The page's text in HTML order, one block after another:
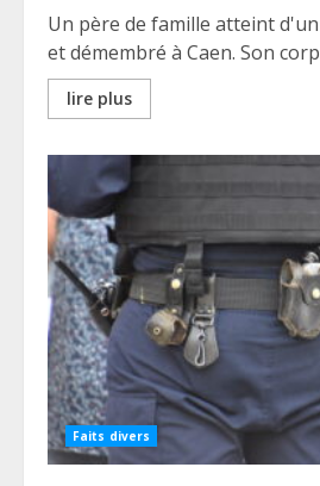
Un père de famille atteint
et démembré à Caen. Son
lire plus
Faits divers